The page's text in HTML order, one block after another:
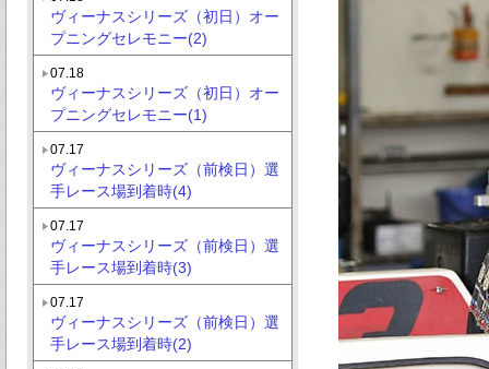
ヴィーナスシリーズ（初日）オー
プニングセレモニー(2)
07.18
ヴィーナスシリーズ（初日）オー
プニングセレモニー(1)
07.17
ヴィーナスシリーズ（前検日）選
手レース場到着時(4)
07.17
ヴィーナスシリーズ（前検日）選
手レース場到着時(3)
07.17
ヴィーナスシリーズ（前検日）選
手レース場到着時(2)